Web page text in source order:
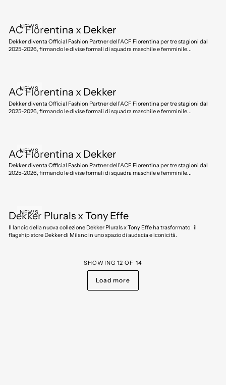
NEWS
AC Fiorentina x Dekker
Dekker diventa Official Fashion Partner dell’ACF Fiorentina per tre stagioni dal
2025-2026, firmando le divise formali di squadra maschile e femminile...
NEWS
AC Fiorentina x Dekker
Dekker diventa Official Fashion Partner dell’ACF Fiorentina per tre stagioni dal
2025-2026, firmando le divise formali di squadra maschile e femminile...
NEWS
AC Fiorentina x Dekker
Dekker diventa Official Fashion Partner dell’ACF Fiorentina per tre stagioni dal
2025-2026, firmando le divise formali di squadra maschile e femminile...
NEWS
Dekker Plurals x Tony Effe
Il lancio della nuova collezione Dekker Plurals x Tony Effe ha trasformato il
flagship store Dekker di Milano in uno spazio di audacia e iconicità.
SHOWING 12 OF 14
Load more